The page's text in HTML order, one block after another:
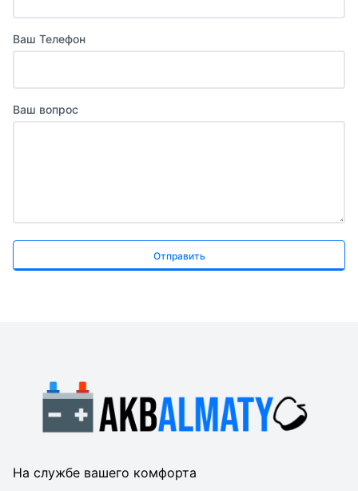
Ваш Телефон
Ваш вопрос
Отправить
На службе вашего комфорта